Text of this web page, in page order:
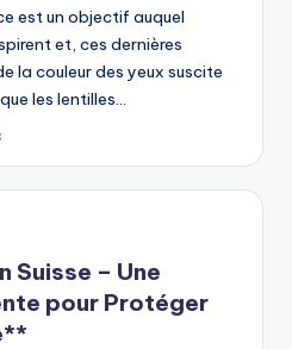
est un objectif auquel
et, ces dernières
la couleur des yeux suscite
les lentilles…
Suisse – Une
pour Protéger